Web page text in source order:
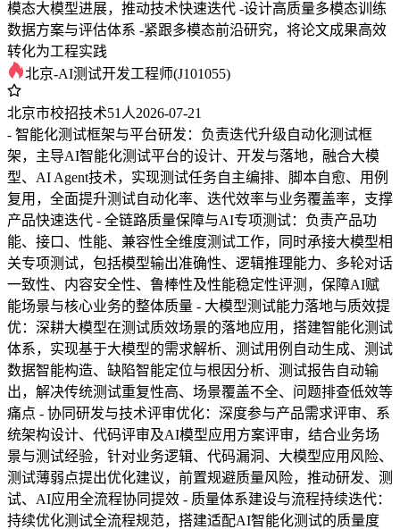
模态大模型进展，推动技术快速迭代 -设计高质量多模态训练
数据方案与评估体系 -紧跟多模态前沿研究，将论文成果高效
转化为工程实践
北京-AI测试开发工程师(J101055)
北京市校招技术51人2026-07-21
- 智能化测试框架与平台研发：负责迭代升级自动化测试框
架，主导AI智能化测试平台的设计、开发与落地，融合大模
型、AI Agent技术，实现测试任务自主编排、脚本自愈、用例
复用，全面提升测试自动化率、迭代效率与业务覆盖率，支撑
产品快速迭代 - 全链路质量保障与AI专项测试：负责产品功
能、接口、性能、兼容性全维度测试工作，同时承接大模型相
关专项测试，包括模型输出准确性、逻辑推理能力、多轮对话
一致性、内容安全性、鲁棒性及性能稳定性评测，保障AI赋
能场景与核心业务的整体质量 - 大模型测试能力落地与质效提
优：深耕大模型在测试质效场景的落地应用，搭建智能化测试
体系，实现基于大模型的需求解析、测试用例自动生成、测试
数据智能构造、缺陷智能定位与根因分析、测试报告自动输
出，解决传统测试重复性高、场景覆盖不全、问题排查低效等
痛点 - 协同研发与技术评审优化：深度参与产品需求评审、系
统架构设计、代码评审及AI模型应用方案评审，结合业务场
景与测试经验，针对业务逻辑、代码漏洞、大模型应用风险、
测试薄弱点提出优化建议，前置规避质量风险，推动研发、测
试、AI应用全流程协同提效 - 质量体系建设与流程持续迭代：
持续优化测试全流程规范，搭建适配AI智能化测试的质量度